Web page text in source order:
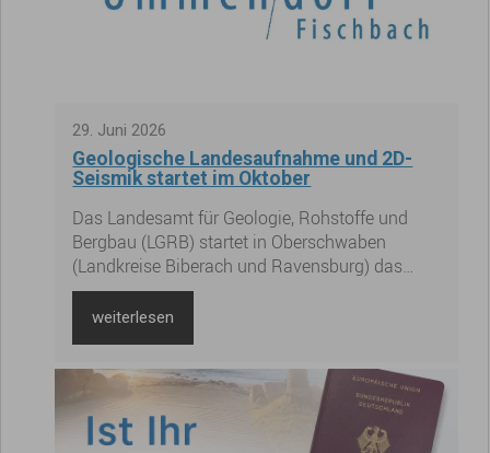
29. Juni 2026
Geologische Landesaufnahme und 2D-
Seismik startet im Oktober
Das Landesamt für Geologie, Rohstoffe und
Bergbau (LGRB) startet in Oberschwaben
(Landkreise Biberach und Ravensburg) das
Projekt „2D-Seismik in Oberschwaben“. Das
vom Umweltministerium Baden-Württemberg
Geothermie in der Region untersuchen. Die
seismischen Messungen sind für Oktober 2026
geplant.
weiterlesen